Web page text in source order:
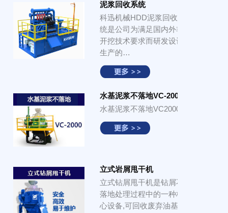
泥浆回收系统
科迅机械HDD泥浆回收系
统是公司为满足国内外非
开挖技术要求而研发设计
生产的…
水基泥浆不落地VC-2000
水基泥浆不落地VC2000....
立式岩屑甩干机
立式钻屑甩干机是钻屑不
落地处理过程中的一种核
心设备,可回收废弃油基泥